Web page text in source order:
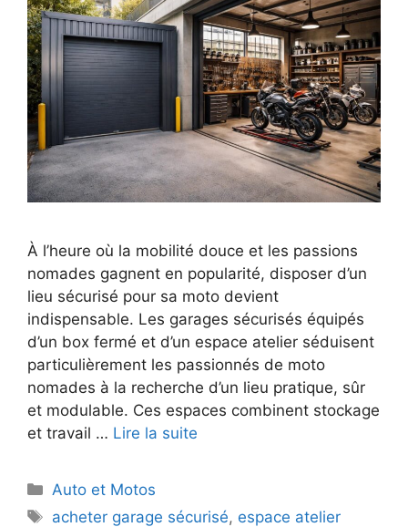
À l’heure où la mobilité douce et les passions
nomades gagnent en popularité, disposer d’un
lieu sécurisé pour sa moto devient
indispensable. Les garages sécurisés équipés
d’un box fermé et d’un espace atelier séduisent
particulièrement les passionnés de moto
nomades à la recherche d’un lieu pratique, sûr
et modulable. Ces espaces combinent stockage
et travail … Lire la suite
Catégories
Auto et Motos
Étiquettes
acheter garage sécurisé, espace atelier